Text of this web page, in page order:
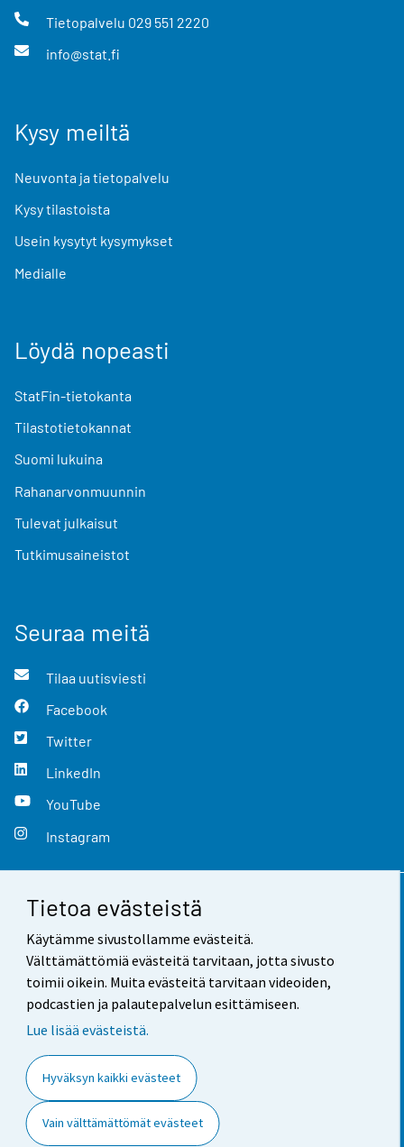
Tietoa evästeistä
Käytämme sivustollamme evästeitä.
Välttämättömiä evästeitä tarvitaan, jotta sivusto
toimii oikein. Muita evästeitä tarvitaan videoiden,
podcastien ja palautepalvelun esittämiseen.
Lue lisää evästeistä.
Hyväksyn kaikki evästeet
Vain välttämättömät evästeet
Tietopalvelu 029 551 2220
info@stat.fi
Kysy meiltä
Neuvonta ja tietopalvelu
Kysy tilastoista
Usein kysytyt kysymykset
Medialle
Löydä nopeasti
StatFin-tietokanta
Tilastotietokannat
Suomi lukuina
Rahanarvonmuunnin
Tulevat julkaisut
Tutkimusaineistot
Seuraa meitä
Tilaa uutisviesti
Facebook
Twitter
LinkedIn
YouTube
Instagram
Yhteystiedot
Palaute
Käyttöehdot
Saavutettavuus
Tietoa sivustosta
Evästeasetukset